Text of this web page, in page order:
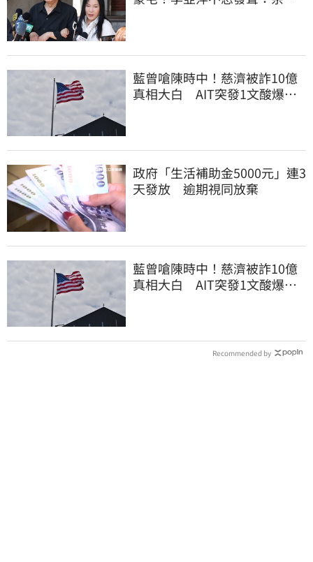
藍曾嗆陳時中！慈濟被詐10億
真相大白 AIT突發1文酸爆…
政府「生活補助金5000元」連3
天發放 逾期視同放棄
藍曾嗆陳時中！慈濟被詐10億
真相大白 AIT突發1文酸爆…
Recommended by